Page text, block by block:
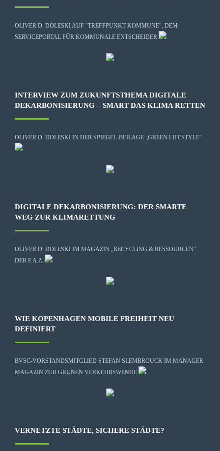
OLIVER D. DOLESKI AUF "TREFFPUNKT KOMMUNE", DEM
SERVICEPORTAL FÜR KOMMUNALE ENTSCHEIDER
INTERVIEW ZUM ZUKUNFTSTHEMA DIGITALE
DEKARBONISIERUNG – SMART DAS KLIMA RETTEN
OLIVER D. DOLESKI IN DER SPIEGEL-BEILAGE „GREEN LIFESTYLE“
DIGITALE DEKARBONISIERUNG: DER SMARTE
WEG ZUR KLIMARETTUNG
OLIVER D. DOLESKI IM MAGAZIN „RECYCLING & RESSOURCEN“
DER F.A.Z.
WIE KOPENHAGEN MOBILE FREIHEIT NEU
DEFINIERT
BVSC-VORSTANDSMITGLIED STEFAN SLEMBROUCK IM MANAGER
MAGAZIN ZUR GRÜNEN VERKEHRSWENDE
VERNETZTE STÄDTE, SICHERE STÄDTE?